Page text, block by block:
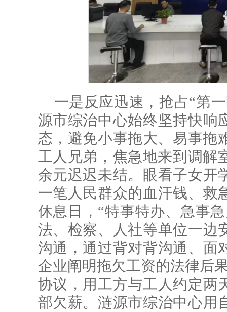
一是反应迅速，抢占“第
源市综治中心始终坚持快响
态，避免小事拖大、易事拖
工人兄弟，焦急地来到调解
余元迟迟未结。眼看子女开
一笔人民群众的血汗钱、救
休息日，“特事特办、急事
法、检察、人社等单位一边
沟通，通过背对背沟通、面
企业阐明拖欠工资的法律后
协议，用工方与工人约定两
部欠薪。涟源市综治中心用